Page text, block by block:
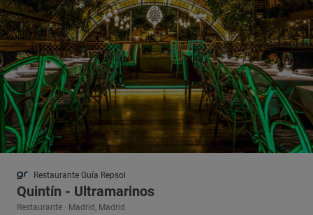
Restaurante Guía Repsol
Quintín - Ultramarinos
Restaurante · Madrid, Madrid